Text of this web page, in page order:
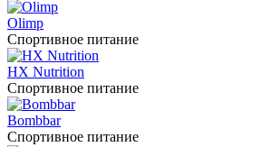
Olimp
Спортивное питание
HX Nutrition
Спортивное питание
Bombbar
Спортивное питание